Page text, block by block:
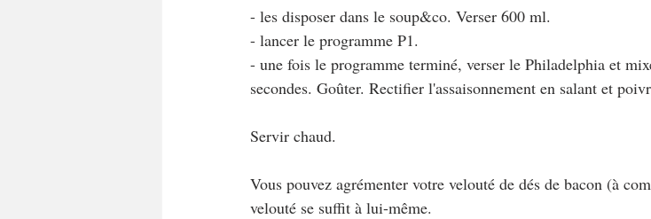
- les disposer dans le soup&co. Verser 600 ml.
- lancer le programme P1.
- une fois le programme terminé, verser le Philadelphia et
secondes. Goûter. Rectifier l'assaisonnement en salant et
Servir chaud.
Vous pouvez agrémenter votre velouté de dés de bacon (à
velouté se suffit à lui-même.